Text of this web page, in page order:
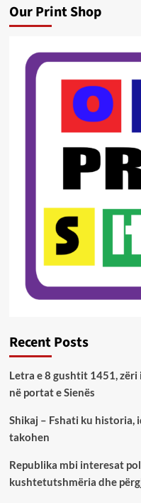
Our Print Shop
Recent Posts
Letra e 8 gushtit 1451,
në portat e Sienës
Shikaj – Fshati ku
takohen
Republika mbi interesat
kushtetutshmëria dhe